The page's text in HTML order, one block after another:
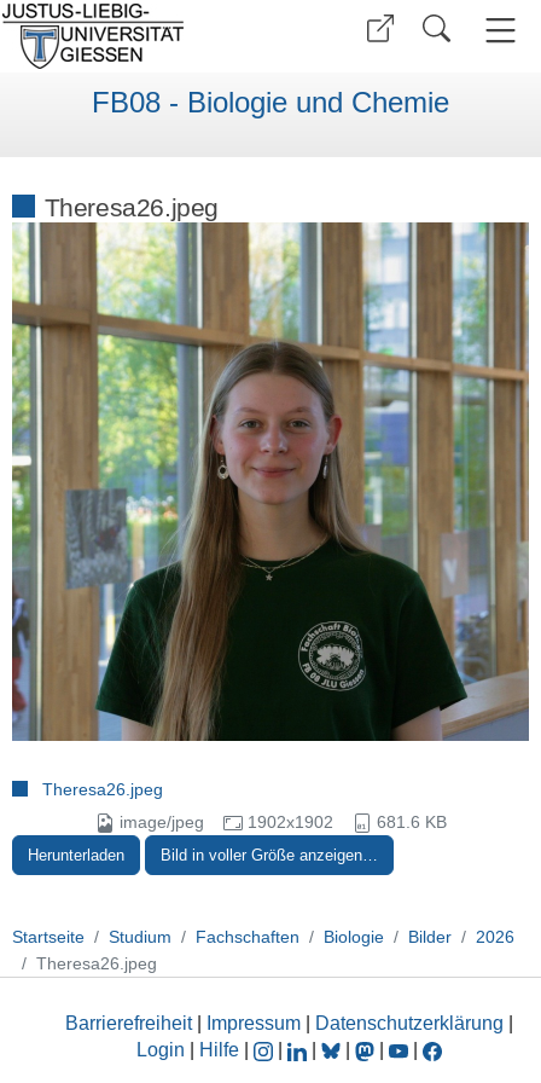
FB08 - Biologie und Chemie
Theresa26.jpeg
Theresa26.jpeg
image/jpeg
1902x1902 681.6 KB
Herunterladen Bild in voller Größe anzeigen…
Startseite Studium Fachschaften Biologie Bilder
2026
Theresa26.jpeg
Barrierefreiheit| Impressum Datenschutzerklärung
Login
Hilfe